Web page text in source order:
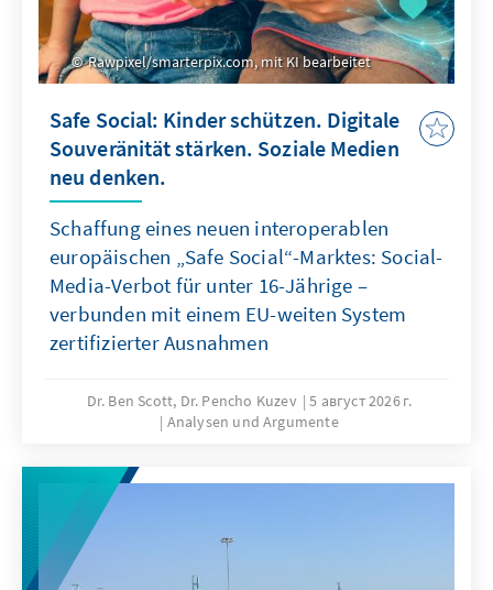
Rawpixel/smarterpix.com, mit KI bearbeitet
Safe Social: Kinder schützen. Digitale
Souveränität stärken. Soziale Medien
neu denken.
Schaffung eines neuen interoperablen
europäischen „Safe Social“-Marktes: Social-
Media-Verbot für unter 16-Jährige –
verbunden mit einem EU-weiten System
zertifizierter Ausnahmen
Dr. Ben Scott, Dr. Pencho Kuzev
5 август 2026 г.
Analysen und Argumente